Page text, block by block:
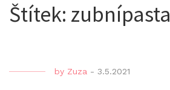
Štítek: zubnípasta
by Zuza - 3.5.2021